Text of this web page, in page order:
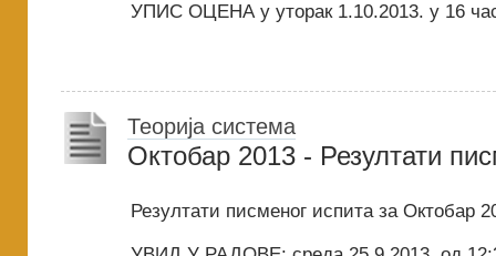
УПИС ОЦЕНА у уторак 1.10.2013. у 16
Теорија система
Oктобар 2013 - Резултати
Резултати писменог испита за Октобар